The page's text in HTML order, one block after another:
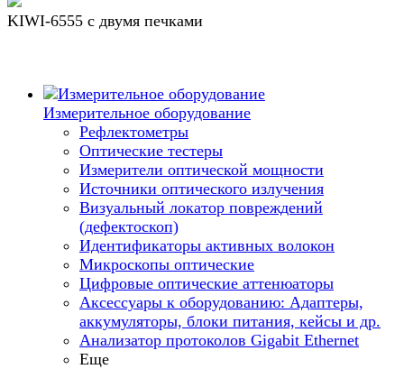
KIWI-6555 c двумя печками
Измерительное оборудование
Рефлектометры
Оптические тестеры
Измерители оптической мощности
Источники оптического излучения
Визуальный локатор повреждений
(дефектоскоп)
Идентификаторы активных волокон
Микроскопы оптические
Цифровые оптические аттенюаторы
Аксессуары к оборудованию: Адаптеры,
аккумуляторы, блоки питания, кейсы и др.
Анализатор протоколов Gigabit Ethernet
Еще